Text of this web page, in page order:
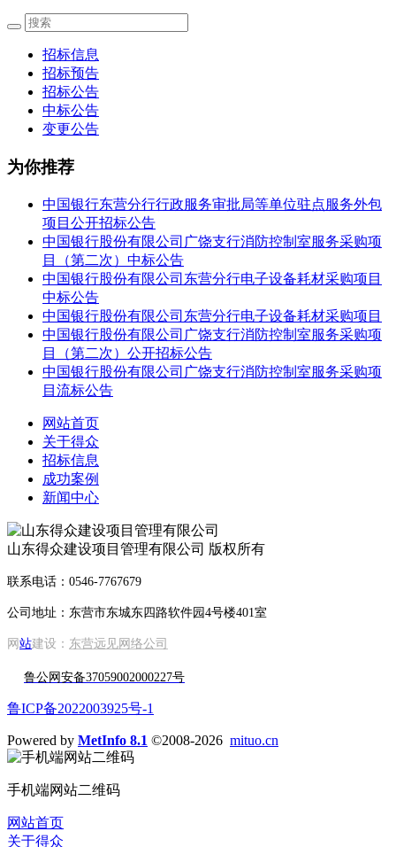
招标信息
招标预告
招标公告
中标公告
变更公告
为你推荐
中国银行东营分行行政服务审批局等单位驻点服务外包
项目公开招标公告
中国银行股份有限公司广饶支行消防控制室服务采购项
目（第二次）中标公告
中国银行股份有限公司东营分行电子设备耗材采购项目
中标公告
中国银行股份有限公司东营分行电子设备耗材采购项目
中国银行股份有限公司广饶支行消防控制室服务采购项
目（第二次）公开招标公告
中国银行股份有限公司广饶支行消防控制室服务采购项
目流标公告
网站首页
关于得众
招标信息
成功案例
新闻中心
山东得众建设项目管理有限公司 版权所有
联系电话：0546-7767679
公司地址：东营市东城东四路软件园4号楼401室
网站建设： 东营远见网络公司
鲁公网安备37059002000227号
鲁ICP备2022003925号-1
Powered by MetInfo 8.1 ©2008-2026 mituo.cn
手机端网站二维码
网站首页
关于得众